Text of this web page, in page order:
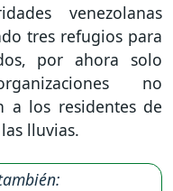
venezolanas
tres refugios para
por ahora solo
no
a los residentes de
lluvias.